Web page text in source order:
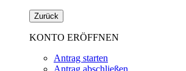
Zurück
KONTO ERÖFFNEN
Antrag starten
Antrag abschließen